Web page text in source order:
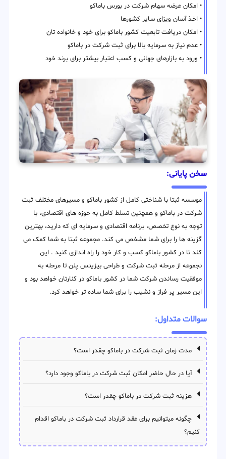
• امکان عرضه سهام شرکت در بورس باماکو
• اخذ آسان ویزای سایر کشورها
• امکان دریافت تابعیت کشور باماکو برای خود و خانواده تان
• عدم نیاز به سرمایه بالا برای ثبت شرکت در باماکو
• ورود به بازارهای جهانی و کسب اعتبار بیشتر برای برند خود
سخن پایانی:
موسسه ثبتا با شناختی کامل از کشور باماکو و مسیرهای مختلف ثبت
شرکت در باماکو و همچنین تسلط کامل به حوزه های اقتصادی، با
توجه به نوع تخصص، برنامه اقتصادی و سرمایه ای که دارید، بهترین
گزینه ها را برای شما مشخص می کند. مجموعه ثبتا به شما کمک می
کند تا در کشور باماکو کسب و کار خود را راه اندازی کنید . این
نجموعه از مرحله ثبت شرکت و طراحی بیزینس پلن تا مرحله به
موفقیت رساندن شرکت شما در کشور باماکو در کنارتان خواهد بود و
این مسیر پر فراز و نشیب را برای شما ساده تر خواهد کرد.
سوالات متداول:
مدت زمان ثبت شرکت در باماکو چقدر است؟
آیا در حال حاضر امکان ثبت شرکت در باماکو وجود دارد؟
هزینه ثبت شرکت در باماکو چقدر است؟
چگونه میتوانیم برای عقد قرارداد ثبت شرکت در باماکو اقدام
کنیم؟